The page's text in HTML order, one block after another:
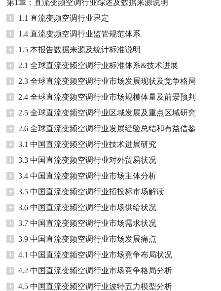
第1章：直流变频空调行业综述及数据来源说明
+
1.1 直流变频空调行业界定
+
1.4 直流变频空调行业监管规范体系
+
1.5 本报告数据来源及统计标准说明
+
2.1 全球直流变频空调行业标准体系&技术进展
+
2.3 全球直流变频空调行业市场发展现状及竞争格局
+
2.4 全球直流变频空调行业市场规模体量及前景预判
+
2.5 全球直流变频空调行业区域发展及重点区域研究
+
2.6 全球直流变频空调行业发展经验总结和有益借鉴
+
3.1 中国直流变频空调行业技术进展研究
+
3.3 中国直流变频空调行业对外贸易状况
+
3.4 中国直流变频空调行业市场主体分析
+
3.5 中国直流变频空调行业招投标市场解读
+
3.6 中国直流变频空调行业市场供给状况
+
3.7 中国直流变频空调行业市场需求状况
+
3.9 中国直流变频空调行业市场发展痛点
+
4.1 中国直流变频空调行业市场竞争布局状况
+
4.2 中国直流变频空调行业市场竞争格局分析
+
4.5 中国直流变频空调行业波特五力模型分析